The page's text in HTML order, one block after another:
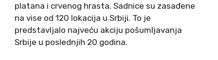
platana i crvenog hrasta. Sadnice su zasađene
na vise od 120 lokacija u Srbiji. To je
predstavljalo najveću akciju pošumljavanja
Srbije u poslednjih 20 godina.